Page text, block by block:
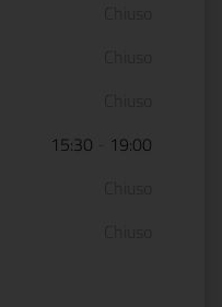
15:30 19:00